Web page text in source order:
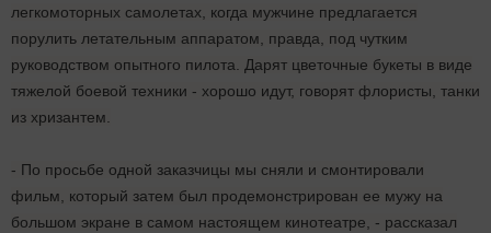
легкомоторных самолетах, когда мужчине предлагается
порулить летательным аппаратом, правда, под чутким
руководством опытного пилота. Дарят цветочные букеты в виде
тяжелой боевой техники - хорошо идут, говорят флористы, танки
из хризантем.
- По просьбе одной заказчицы мы сняли и смонтировали
фильм, который затем был продемонстрирован ее мужу на
большом экране в самом настоящем кинотеатре, - рассказал